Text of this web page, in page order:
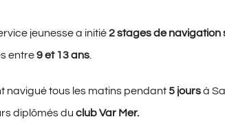
jeunesse a initié2 stages de navigation
entre9 et 13 ans.
navigué tous les matins pendant5 joursà
diplômés du club Var Mer.